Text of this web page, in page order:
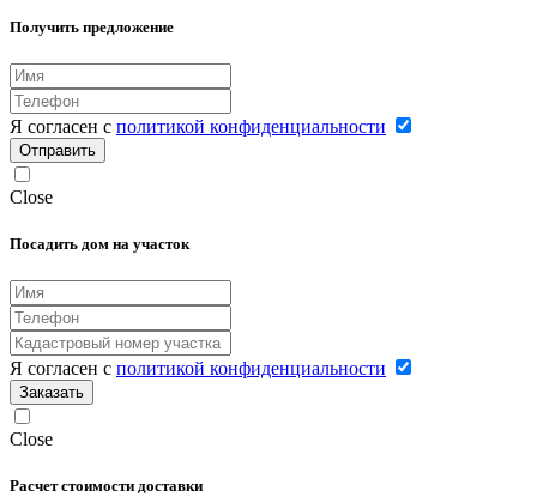
Получить предложение
Я согласен с политикой конфиденциальности
Отправить
Close
Посадить дом на участок
Я согласен с политикой конфиденциальности
Заказать
Close
Расчет стоимости доставки